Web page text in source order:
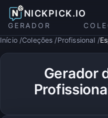
NICKPICK.IO
GERADOR
Início Coleções Profissional
Gerador